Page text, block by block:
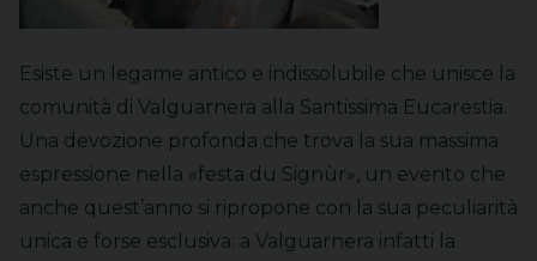
Esiste un legame antico e indissolubile che unisce la
comunità di Valguarnera alla Santissima Eucarestia.
Una devozione profonda che trova la sua massima
espressione nella «festa du Signùr», un evento che
anche quest’anno si ripropone con la sua peculiarità
unica e forse esclusiva: a Valguarnera infatti la